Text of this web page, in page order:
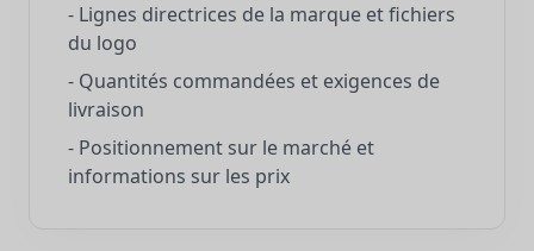
- Lignes directrices de la marque et fichiers
du logo
- Quantités commandées et exigences de
livraison
- Positionnement sur le marché et
informations sur les prix